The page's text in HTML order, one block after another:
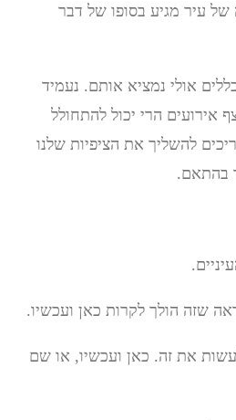
עיר מגיע בסופו של דבר
אולי נמציא אותם. נעמיד
אירועים הרי יכול להתחולל
להשליך את הציפיות שלנו
בהתאם.
את זה. כאן ועכשיו, או שם